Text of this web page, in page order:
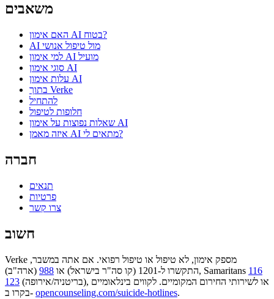
משאבים
האם אימון AI בטוח?
AI מול טיפול אנושי
למי אימון AI מועיל
סוגי אימון AI
עלות אימון AI
בתוך Verke
להתחיל
חלופות לטיפול
שאלות נפוצות על אימון AI
איזה מאמן AI מתאים לי?
חברה
תנאים
פרטיות
צרו קשר
חשוב
Verke מספק אימון, לא טיפול או טיפול רפואי. אם אתה במשבר,
התקשרו ל-1201 (קו סה"ר בישראל) או
988 (ארה"ב), Samaritans 116
123 (בריטניה/אירופה), או לשירותי החירום המקומיים. לקווים בינלאומיים
בקרו ב- opencounseling.com/suicide-hotlines.